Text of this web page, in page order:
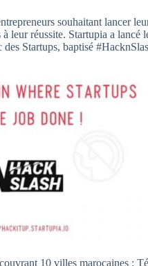
souhaitant lancer
leur réussite. Startupia a lancé
Startups, baptisé
10 villes marocaines :